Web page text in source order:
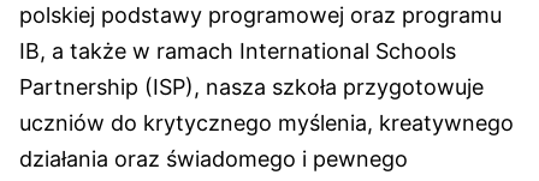
polskiej podstawy programowej oraz programu
IB, a także w ramach International Schools
Partnership (ISP), nasza szkoła przygotowuje
uczniów do krytycznego myślenia, kreatywnego
działania oraz świadomego i pewnego